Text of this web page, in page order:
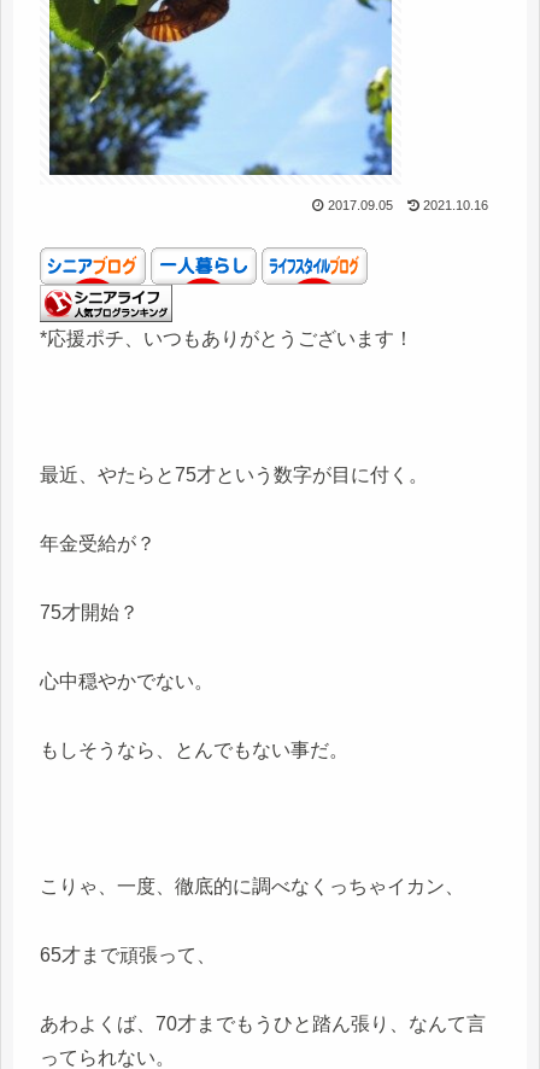
2017.09.05 2021.10.16
*応援ポチ、いつもありがとうございます！
最近、やたらと75才という数字が目に付く。
年金受給が？
75才開始？
心中穏やかでない。
もしそうなら、とんでもない事だ。
こりゃ、一度、徹底的に調べなくっちゃイカン、
65才まで頑張って、
あわよくば、70才までもうひと踏ん張り、なんて言
ってられない。